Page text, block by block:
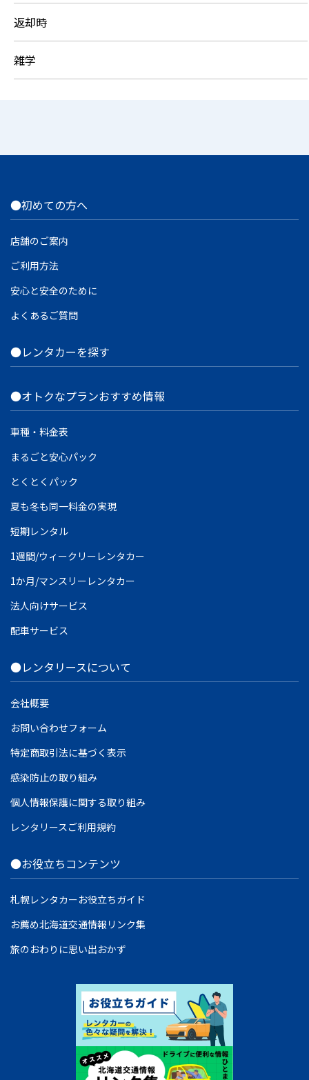
返却時
雑学
●初めての方へ
店舗のご案内
ご利用方法
安心と安全のために
よくあるご質問
●レンタカーを探す
●オトクなプランおすすめ情報
車種・料金表
まるごと安心パック
とくとくパック
夏も冬も同一料金の実現
短期レンタル
1週間/ウィークリーレンタカー
1か月/マンスリーレンタカー
法人向けサービス
配車サービス
●レンタリースについて
会社概要
お問い合わせフォーム
特定商取引法に基づく表示
感染防止の取り組み
個人情報保護に関する取り組み
レンタリースご利用規約
●お役立ちコンテンツ
札幌レンタカーお役立ちガイド
お薦め北海道交通情報リンク集
旅のおわりに思い出おかず